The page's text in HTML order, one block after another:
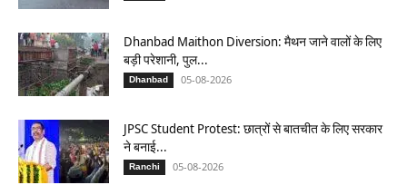
Dhanbad Maithon Diversion: मैथन जाने वालों के लिए
बड़ी परेशानी, पुल...
Dhanbad 05-08-2026
JPSC Student Protest: छात्रों से बातचीत के लिए सरकार
ने बनाई...
Ranchi 05-08-2026